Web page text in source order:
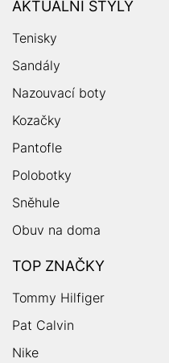
AKTUÁLNÍ STYLY
Tenisky
Sandály
Nazouvací boty
Kozačky
Pantofle
Polobotky
Sněhule
Obuv na doma
TOP ZNAČKY
Tommy Hilfiger
Pat Calvin
Nike